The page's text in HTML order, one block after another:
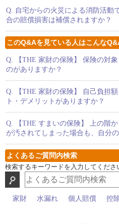
Q. 自宅からの火災による消防活動
合の賠償損害は補償されますか？
このQ&Aを見ている人はこんな
Q.
【THE 家財の保険】 保険の対
のがありますか？
Q.
【THE 家財の保険】 自己負担
ト・デメリットがありますか？
Q.
【THE すまいの保険】 上の階
が汚されてしまった場合も、自分
よくあるご質問内検索
検索するキーワードを入力してくださ
家財 水漏れ 個人賠償 控